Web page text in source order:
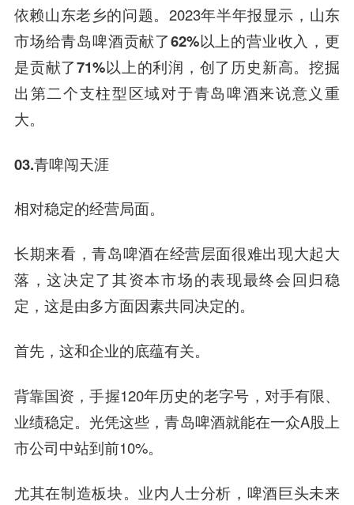
依赖山东老乡的问题。2023年半年报显示， 山东
市场给青岛啤酒贡献了62%以上的营业收入，更
是贡献了71%以上的利润，创了历史新高。挖掘
出第二个支柱型区域对于青岛啤酒来说意义重
大。
03.青啤闯天涯
相对稳定的经营局面。
长期来看，青岛啤酒在经营层面很难出现大起大
落，这决定了其资本市场的表现最终会回归稳
定，这是由多方面因素共同决定的。
首先，这和企业的底蕴有关。
背靠国资，手握120年历史的老字号，对手有限、
业绩稳定。光凭这些，青岛啤酒就能在一众A股上
市公司中站到前10%。
尤其在制造板块。业内人士分析， 啤酒巨头未来